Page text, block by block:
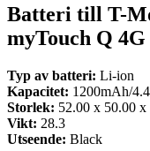
Batteri till T-
myTouch Q 4G
Typ av batteri: Li-ion
Kapacitet: 1200mAh/
Storlek: 52.00 x 50.00 x
Vikt: 28.3
Utseende: Black